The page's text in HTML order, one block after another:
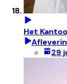
Het
29